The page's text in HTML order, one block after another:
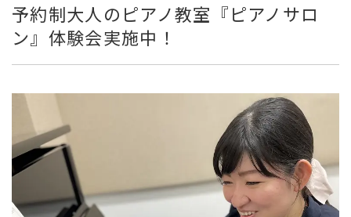
予約制大人のピアノ教室『ピアノサロ
ン』体験会実施中！